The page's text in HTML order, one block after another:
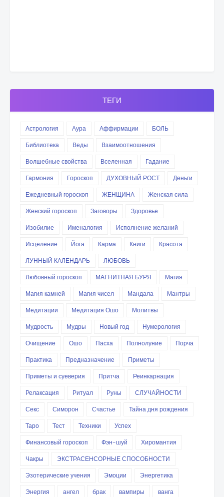
ТЕГИ
Астрология Аура Аффирмации
БОЛЬ
Библиотека
Веды
Взаимоотношения
Волшебные свойства
Вселенная
Гадание
Гармония
Гороскоп ДУХОВНЫЙ РОСТ
Деньги
Ежедневный гороскоп
ЖЕНЩИНА
Женская сила
Женский гороскоп
Заговоры
Здоровье
Изобилие
Именалогия
Исполнение желаний
Исцеление
Йога Карма Книги
Красота
ЛУННЫЙ КАЛЕНДАРЬ
ЛЮБОВЬ
Любовный гороскоп
МАГНИТНАЯ БУРЯ
Магия
Магия камней
Магия чисел Мандала
Мантры
Медитации
Медитация Ошо
Молитвы
Мудрость
Мудры Новый год
Нумерология
Очищение
Ошо Пасха Полнолуние
Порча
Практика
Предназначение
Приметы
Приметы и суеверия
Притча
Реинкарнация
Релаксация
Ритуал Руны
СЛУЧАЙНОСТИ
Секс
Симорон Счастье
Тайна дня рождения
Таро
Тест Техники
Успех
Финансовый гороскоп
Фэн-шуй
Хиромантия
Чакры
ЭКСТРАСЕНСОРНЫЕ СПОСОБНОСТИ
Эзотерические учения
Эмоции
Энергетика
Энергия
ангел брак вампиры
ванга